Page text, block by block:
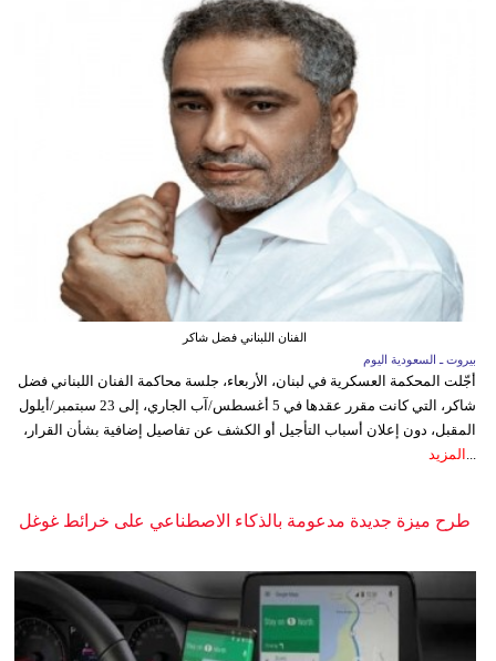
الفنان اللبناني فضل شاكر
بيروت ـ السعودية اليوم
أجّلت المحكمة العسكرية في لبنان، الأربعاء، جلسة محاكمة الفنان اللبناني فضل
شاكر، التي كانت مقرر عقدها في 5 أغسطس/آب الجاري، إلى 23 سبتمبر/أيلول
المقبل، دون إعلان أسباب التأجيل أو الكشف عن تفاصيل إضافية بشأن القرار،
... المزيد
طرح ميزة جديدة مدعومة بالذكاء الاصطناعي على خرائط غوغل